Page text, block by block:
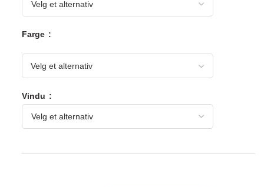
Farge
Velg et alternativ
Vindu